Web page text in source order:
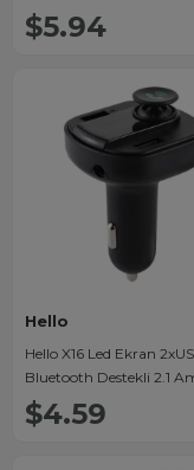
Hafızasız Fm
19682
$5.94
Hello
Hello X16 Led Ekran
Bluetooth Destekli 2.1
Fm Transmitter
$4.59